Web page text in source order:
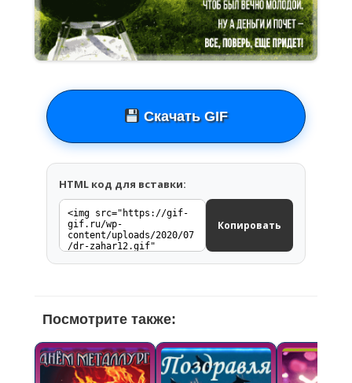
Скачать GIF
HTML код для вставки:
Копировать
Посмотрите также: